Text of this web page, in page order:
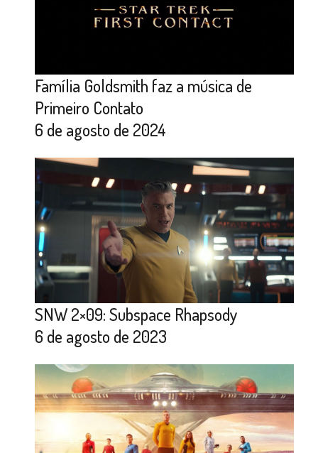
Família Goldsmith faz a música de
Primeiro Contato
6 de agosto de 2024
SNW 2×09: Subspace Rhapsody
6 de agosto de 2023